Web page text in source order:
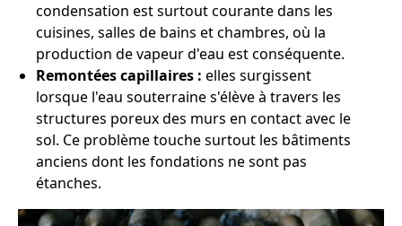
condensation est surtout courante dans les
cuisines, salles de bains et chambres, où la
production de vapeur d'eau est conséquente.
Remontées capillaires : elles surgissent
lorsque l'eau souterraine s'élève à travers les
structures poreux des murs en contact avec le
sol. Ce problème touche surtout les bâtiments
anciens dont les fondations ne sont pas
étanches.